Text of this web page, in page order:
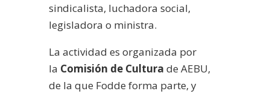
sindicalista, luchadora social,
legisladora o ministra.
La actividad es organizada por
la Comisión de Cultura de AEBU,
de la que Fodde forma parte, y